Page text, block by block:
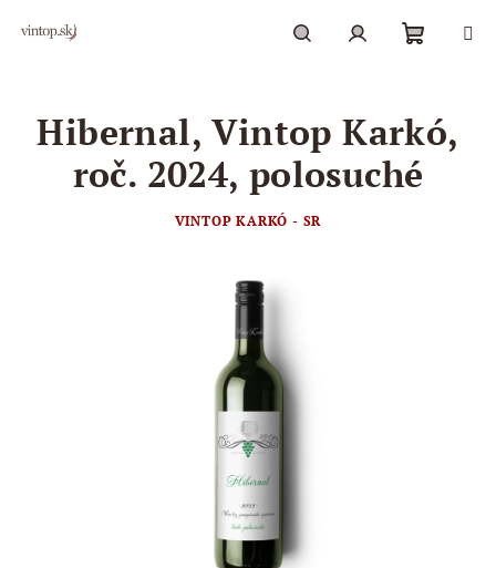
košík
Hibernal, Vintop Karkó,
roč. 2024, polosuché
VINTOP KARKÓ - SR